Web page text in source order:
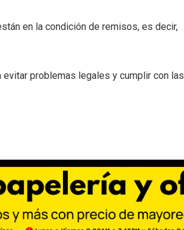
en la condición de remisos, es decir,
problemas legales y cumplir con las